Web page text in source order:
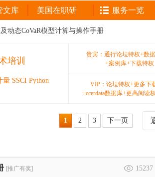
文库 美国在职研 服务一览
动态CoVaR模型计算与操作手册
培训
量 SSCI Python
贵宾：通行论坛特权+数
+案例库+下载特权
VIP：论坛特权+更多下
+ccerdata数据库+更高阅
1 2 3 下一页
15237
[推广有奖]